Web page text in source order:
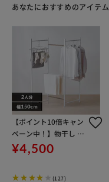
あなたにおすすめのアイテム
【ポイント10倍キャン
ペーン中！】物干し 室
内用 折りたたみ式 3連
OTM-150R ホワイト 一
¥4,500
(127)